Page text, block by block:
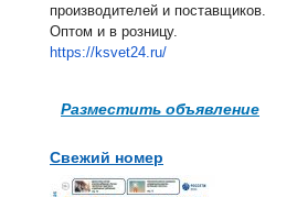
производителей и поставщиков.
Оптом и в розницу.
https://ksvet24.ru/
Разместить объявление
Свежий номер